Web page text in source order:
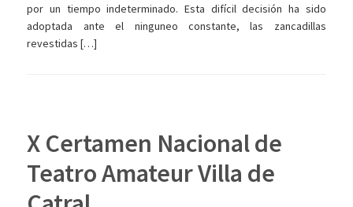
por un tiempo indeterminado. Esta difícil decisión ha sido
adoptada ante el ninguneo constante, las zancadillas
revestidas […]
X Certamen Nacional de
Teatro Amateur Villa de